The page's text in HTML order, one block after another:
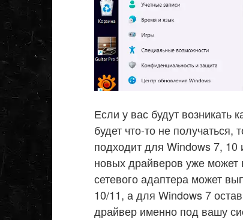
Если у вас будут возникать
будет что-то не
подходит для Windows 7, 10
новых драйверов уже может
сетевого адаптера может
10/11, а для Windows 7
драйвер именно под вашу